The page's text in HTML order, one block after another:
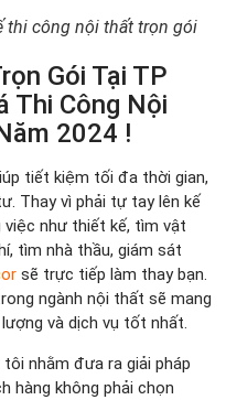
thi công nội thất trọn gói
Gói Tại TP
Thi Công Nội
2024 !
tiết kiệm tối đa thời gian,
Thay vì phải tự tay lên kế
việc như thiết kế, tìm vật
tìm nhà thầu, giám sát
sẽ trực tiếp làm thay bạn.
ngành nội thất sẽ mang
và dịch vụ tốt nhất.
nhằm đưa ra giải pháp
hàng không phải chọn